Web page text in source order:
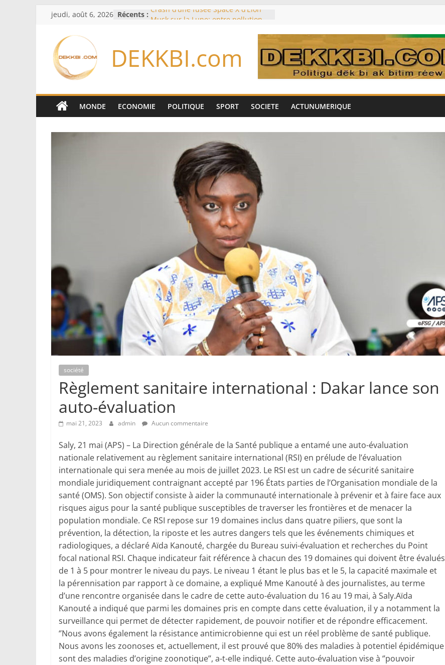
Passer
contenu
jeudi, août 6, 2026 Récents : Crash d’une fusée Space X d’Elon
Équipe nationale : Souleymane
Diallo devrait assurer l’intérim des
bancs africains : Sept
sélectionneurs sur 10 déjà partis
Sécheresse: Faut-il stocker l’eau?
75 côté espagnol, 11 côté marocain
DEKKBI.com
MONDE ECONOMIE POLITIQUE SPORT SOCIETE ACTUNUMERIQUE
société
Règlement sanitaire international : Dakar lance son
auto-évaluation
mai 21, 2023 admin Aucun commentaire
Saly, 21 mai (APS) – La Direction générale de la Santé publique a entamé une auto-évaluation
nationale relativement au règlement sanitaire international (RSI) en prélude de l’évaluation
internationale qui sera menée au mois de juillet 2023. Le RSI est un cadre de sécurité sanitaire
mondiale juridiquement contraignant accepté par 196 États parties de l’Organisation mondiale de la
santé (OMS). Son objectif consiste à aider la communauté internationale à prévenir et à faire face aux
risques aigus pour la santé publique susceptibles de traverser les frontières et de menacer la
population mondiale. Ce RSI repose sur 19 domaines inclus dans quatre piliers, que sont la
prévention, la détection, la riposte et les autres dangers tels que les événements chimiques et
radiologiques, a déclaré Aïda Kanouté, chargée du Bureau suivi-évaluation et recherches du Point
focal national RSI. Chaque indicateur fait référence à chacun des 19 domaines qui doivent être évalués
de 1 à 5 pour montrer le niveau du pays. Le niveau 1 étant le plus bas et le 5, la capacité maximale et
la pérennisation par rapport à ce domaine, a expliqué Mme Kanouté à des journalistes, au terme
d’une rencontre organisée dans le cadre de cette auto-évaluation du 16 au 19 mai, à Saly.Aïda
Kanouté a indiqué que parmi les domaines pris en compte dans cette évaluation, il y a notamment la
surveillance qui permet de détecter rapidement, de pouvoir notifier et de répondre efficacement.
‘’Nous avons également la résistance antimicrobienne qui est un réel problème de santé publique.
Nous avons les zoonoses et, actuellement, il est prouvé que 80% des maladies à potentiel épidémique
sont des maladies d’origine zoonotique’’, a-t-elle indiqué. Cette auto-évaluation vise à ‘’pouvoir